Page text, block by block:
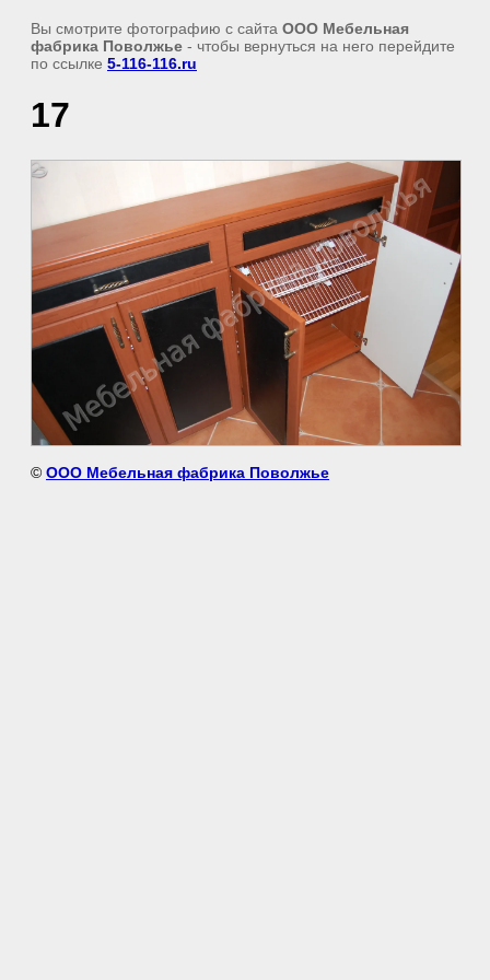
Вы смотрите фотографию с сайта ООО Мебельная
фабрика Поволжье - чтобы вернуться на него перейдите
по ссылке 5-116-116.ru
17
© ООО Мебельная фабрика Поволжье